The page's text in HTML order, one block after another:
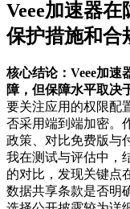
Veee加速器
保护措施和合
核心结论：Veee加速
障，但保障水平取决
要关注应用的权限配
否采用端到端加密。
政策、对比免费版与
我在测试与评估中，
的对比，发现关键点
数据共享条款是否明